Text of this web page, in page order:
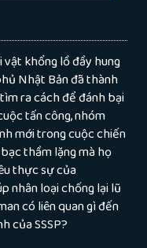
khổng lồ đầy hung
Nhật Bản đã thành
ra cách để đánh bại
tấn công, nhóm
mới trong cuộc chiến
thầm lặng mà họ
thực sự của
nhân loại chống lại lũ
có liên quan gì đến
của SSSP?